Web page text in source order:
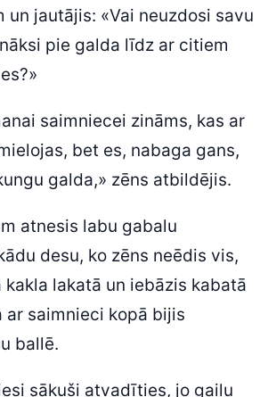
un jautājis: «Vai neuzdosi savu
pie galda līdz ar citiem
saimniecei zināms, kas ar
bet es, nabaga gans,
galda,» zēns atbildējis.
atnesis labu gabalu
desu, ko zēns neēdis vis,
lakatā un iebāzis kabatā
ar saimnieci kopā bijis
ballē.
sākuši atvadīties, jo gaiļu